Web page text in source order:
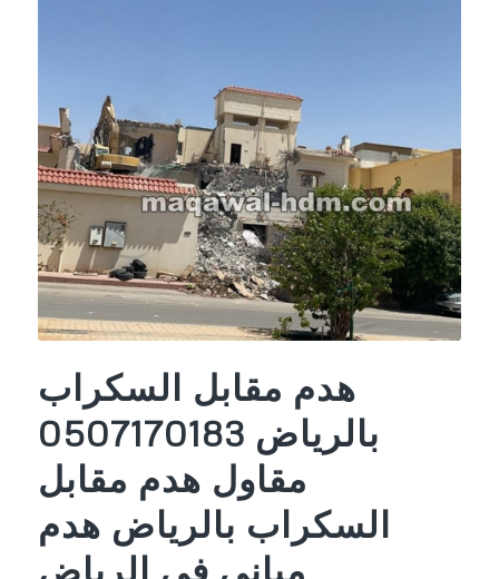
هدم مقابل السكراب
بالرياض 0507170183
مقاول هدم مقابل
السكراب بالرياض هدم
مباني في الرياض